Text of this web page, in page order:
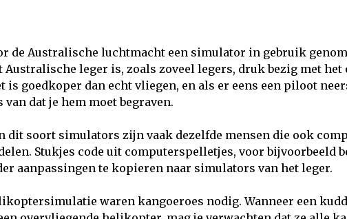
de Australische luchtmacht een simulator in gebruik
leger is, zoals zoveel legers, druk bezig met
goedkoper dan echt vliegen, en als er eens een piloot
dat je hem moet begraven.
dit soort simulators zijn vaak dezelfde mensen die ook
Stukjes code uit computerspelletjes, voor bijvoorbeeld
aanpassingen te kopieren naar simulators van het leger.
waren kangoeroes nodig. Wanneer een